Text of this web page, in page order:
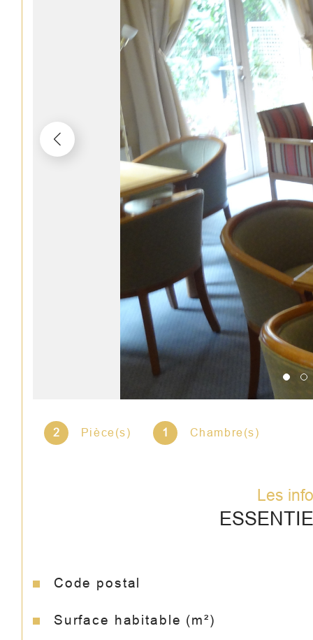
2 Pièce(s) 1 Chambre(s)
Les
Caractéristiques Valeurs
Code postal
Surface habitable (m²)